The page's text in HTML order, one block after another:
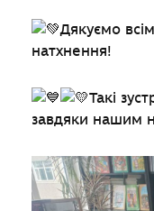
Дякуємо
натхнення!
Такі
завдяки нашим